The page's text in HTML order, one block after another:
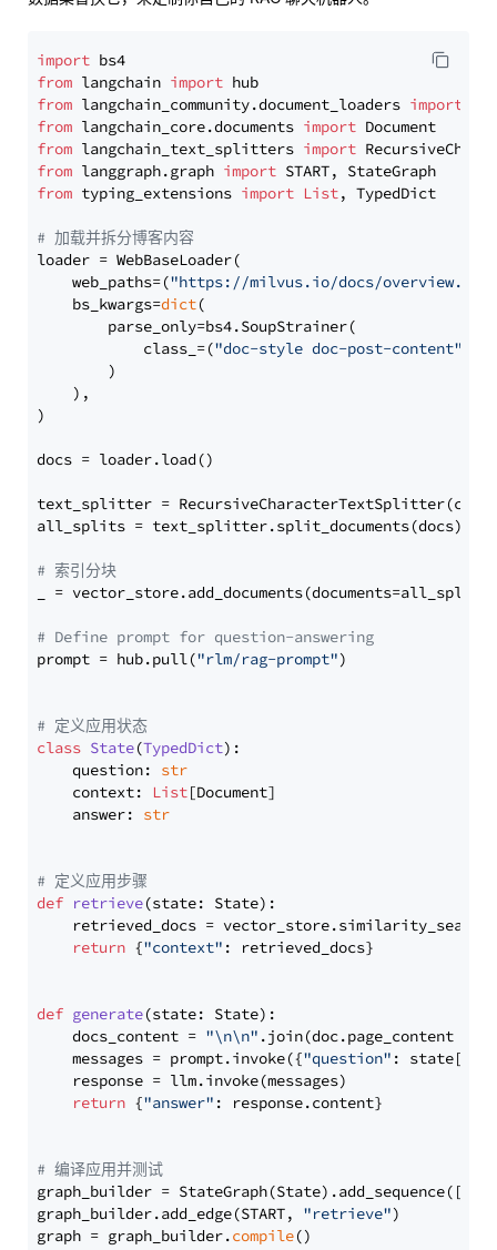
import
from langchain import
from langchain_community.document_loaders import
from langchain_core.documents import
from langchain_text_splitters import
from langgraph.graph import
from typing_extensions import List, TypedDict
# 加载并拆分博客内容
loader = WebBaseLoader(
    web_paths=(
"https://milvus.io/docs/overview.md"
    bs_kwargs=
dict(
        parse_only=bs4.SoupStrainer(
            class_=(
"doc-style doc-post-content"
        )
    ),
)
docs = loader.load()
text_splitter =
all_splits = text_splitter.split_documents(docs)
# 索引分块
_ = vector_store.add_documents(documents=all_splits)
# Define prompt for question-answering
prompt = hub.pull("rlm/rag-prompt")
# 定义应用状态
class State(TypedDict):
    question:
str
    context:
List[Document]
    answer:
str
# 定义应用步骤
def retrieve(state: State):
retrieved_docs =
return {"context" : retrieved_docs}
def generate(state: State):
    docs_content =
"\n\n" .join(doc.page_content
    messages = prompt.invoke({
"question" : state[
    response = llm.invoke(messages)
return {"answer" : response.content}
# 编译应用并测试
graph_builder =
graph_builder.add_edge(START, "retrieve")
graph = graph_builder.compile